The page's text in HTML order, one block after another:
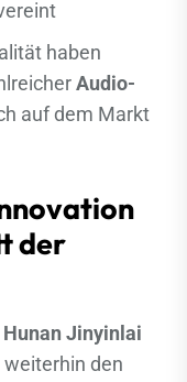
haben
Audio-
auf dem Markt
der
Hunan Jinyinlai
weiterhin den